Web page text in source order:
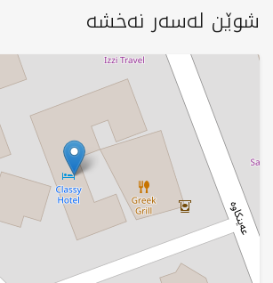
شوێن لەسەر نەخشە